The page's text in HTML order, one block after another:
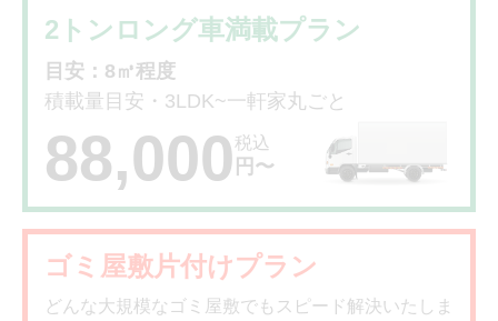
2トンロング車満載プラン
目安：8㎥程度
積載量目安・3LDK~一軒家丸ごと
88,000税込
円〜
ゴミ屋敷片付けプラン
どんな大規模なゴミ屋敷でもスピード解決いたしま